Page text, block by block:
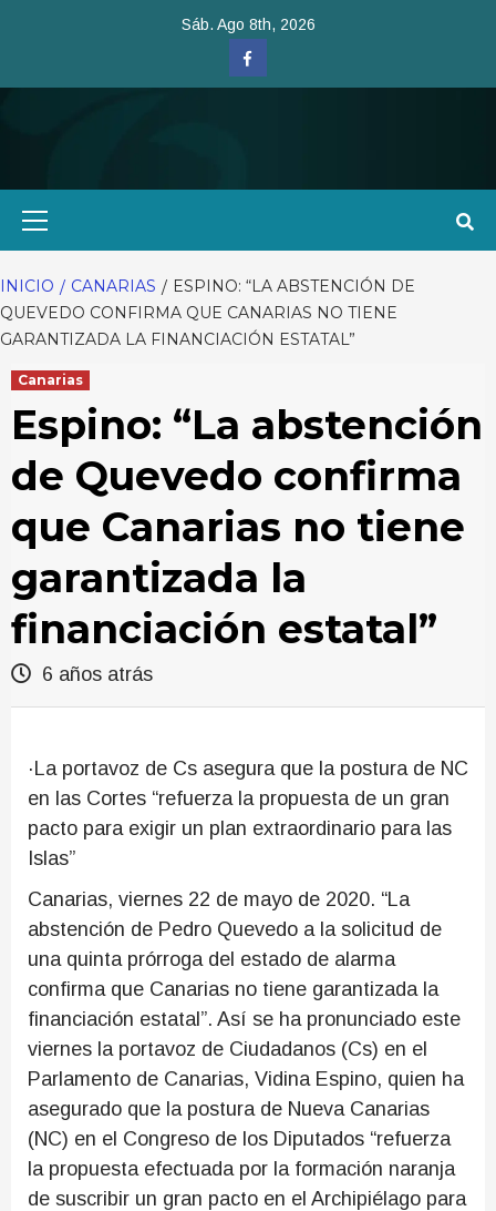
Sáb. Ago 8th, 2026
Facebook
INICIO CANARIAS
ESPINO: “LA ABSTENCIÓN DE
QUEVEDO CONFIRMA QUE CANARIAS NO TIENE
GARANTIZADA LA FINANCIACIÓN ESTATAL”
Canarias
Espino: “La abstención
de Quevedo confirma
que Canarias no tiene
garantizada la
financiación estatal”
6 años atrás
·La portavoz de Cs asegura que la postura de NC
en las Cortes “refuerza la propuesta de un gran
pacto para exigir un plan extraordinario para las
Islas”
Canarias, viernes 22 de mayo de 2020. “La
abstención de Pedro Quevedo a la solicitud de
una quinta prórroga del estado de alarma
confirma que Canarias no tiene garantizada la
financiación estatal”. Así se ha pronunciado este
viernes la portavoz de Ciudadanos (Cs) en el
Parlamento de Canarias, Vidina Espino, quien ha
asegurado que la postura de Nueva Canarias
(NC) en el Congreso de los Diputados “refuerza
la propuesta efectuada por la formación naranja
de suscribir un gran pacto en el Archipiélago para